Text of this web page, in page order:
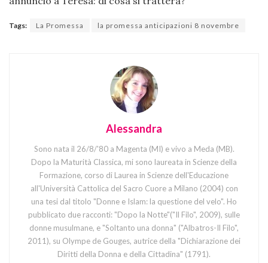
Tags: La Promessa la promessa anticipazioni 8 novembre
Alessandra
Sono nata il 26/8/'80 a Magenta (MI) e vivo a Meda (MB).
Dopo la Maturità Classica, mi sono laureata in Scienze della
Formazione, corso di Laurea in Scienze dell'Educazione
all'Università Cattolica del Sacro Cuore a Milano (2004) con
una tesi dal titolo "Donne e Islam: la questione del velo". Ho
pubblicato due racconti: "Dopo la Notte"("Il Filo", 2009), sulle
donne musulmane, e "Soltanto una donna" ("Albatros-Il Filo",
2011), su Olympe de Gouges, autrice della "Dichiarazione dei
Diritti della Donna e della Cittadina" (1791).